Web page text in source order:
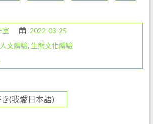
室
2022-03-25
文體驗, 生態文化體驗
(我愛日本語)